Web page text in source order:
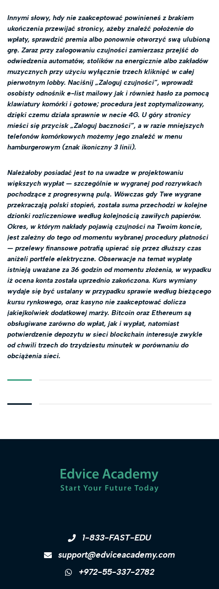
Innymi słowy, hdy nie zaakceptować powinieneś z brakiem
ukończenia przewijać stronicy, ażeby znaleźć położenie do
wpłaty, sprawdzić premia albo ponownie otworzyć swą ulubioną
grę. Zaraz przy zalogowaniu czujności zamierzasz przejść do
odwiedzenia automatów, stolików na energicznie albo zakładów
muzycznych przy użyciu wyłącznie trzech kliknięć w całej
pierwotnym lobby. Naciśnij „Zaloguj czujności”, wprowadź
osobisty odnośnik e-list mailowy jak i również hasło za pomocą
klawiatury komórki i gotowe; procedura jest zoptymalizowany,
dzięki czemu działa sprawnie w necie 4G. U góry stronicy
mieści się przycisk „Zaloguj baczności”, a w razie mniejszych
telefonów komórkowych możemy jego znaleźć w menu
hamburgerowym (znak ikoniczny 3 linii).
Należałoby posiadać jest to na uwadze w projektowaniu
większych wypłat — szczególnie w wygranej pod rozrywkach
pochodzące z progresywną pulą. Wówczas gdy Twe wygrane
przekraczają polski stopień, została suma przechodzi w kolejne
dzionki rozliczeniowe według kolejnością zawiłych papierów.
Okres, w którym nakłady pojawią czujności na Twoim koncie,
jest zależny do tego od momentu wybranej procedury płatności
— przelewy finansowe potrafią upierać się przez dłuższy czas
aniżeli portfele elektryczne. Obserwacje na temat wypłatę
istnieją uważane za 36 godzin od momentu złożenia, w wypadku
iż ocena konta została uprzednio zakończona. Kurs wymiany
wydaje się być ustalany w przypadku sprawie według bieżącego
kursu rynkowego, oraz kasyno nie zaakceptować dolicza
jakiejkolwiek dodatkowej marży. Bitcoin oraz Ethereum są
obsługiwane zarówno do wpłat, jak i wypłat, natomiast
potwierdzenie depozytu w sieci blockchain interesuje zwykle
od chwili trzech do trzydziestu minutek w porównaniu do
obciążenia sieci.
1-833-FAST-EDU
support@edviceacademy.com
+972-55-337-2782